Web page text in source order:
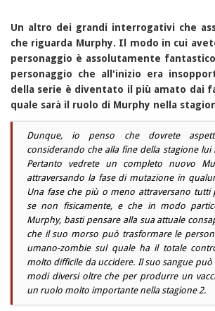
Un altro dei grandi interrogativi che
che riguarda Murphy. Il modo in cui
personaggio è assolutamente
personaggio che all'inizio era
della serie è diventato il più amato dai
quale sarà il ruolo di Murphy nella
Dunque, io penso che dovrete
considerando che alla fine della stagione lui
Pertanto vedrete un completo nuovo
attraversando la fase di mutazione in
Una fase che più o meno attraversano tutti
se non fisicamente, e che in modo
Murphy, basti pensare alla sua attuale
che il suo morso può trasformare le
umano-zombie sul quale ha il totale
molto difficile da uccidere. Il suo sangue può
modi diversi oltre che per produrre un
un ruolo molto importante nella stagione 2.